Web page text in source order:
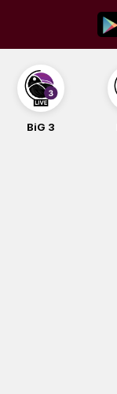
content
BiG 3